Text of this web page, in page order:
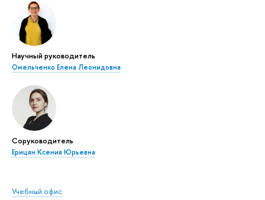
Научный руководитель
Омельченко Елена Леонидовна
Соруководитель
Ерицян Ксения Юрьевна
Учебный офис